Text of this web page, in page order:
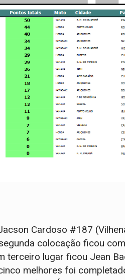
Cardoso #187
colocação ficou
terceiro lugar ficou Jean
melhores foi